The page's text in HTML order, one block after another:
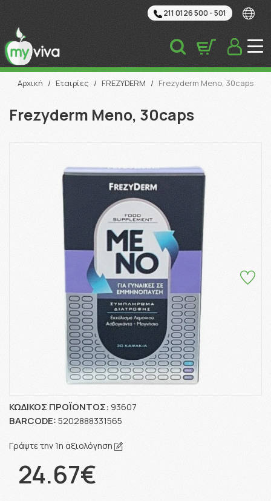
211 0126 500 - 501
Αναζήτηση
Αρχική / Εταιρίες / FREZYDERM / Frezyderm Meno, 30caps
Frezyderm Meno, 30caps
ΚΩΔΙΚΌΣ ΠΡΟΪΌΝΤΟΣ: 93607
BARCODE: 5202888331565
Γράψτε την 1η αξιολόγηση
24.67€